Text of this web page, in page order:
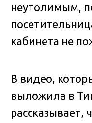
неутолимым,
кабинета не
В видео,
выложила в
рассказывает,